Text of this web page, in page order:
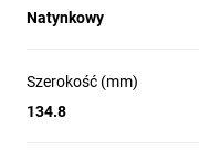
Natynkowy
Szerokość (mm)
134.8